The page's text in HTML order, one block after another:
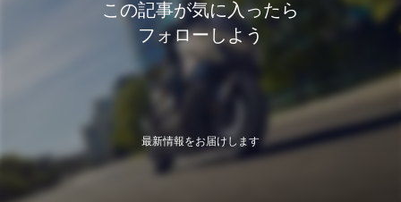
この記事が気に入ったら
フォローしよう
最新情報をお届けします